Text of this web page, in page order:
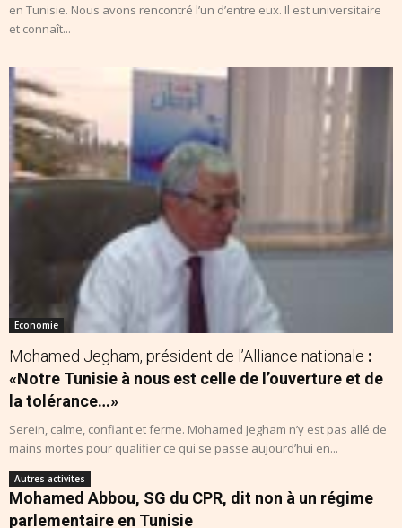
en Tunisie. Nous avons rencontré l’un d’entre eux. Il est universitaire
et connaît...
Economie
Mohamed Jegham, président de l’Alliance nationale :
«Notre Tunisie à nous est celle de l’ouverture et de
la tolérance…»
Serein, calme, confiant et ferme. Mohamed Jegham n’y est pas allé de
mains mortes pour qualifier ce qui se passe aujourd’hui en...
Autres activites
Mohamed Abbou, SG du CPR, dit non à un régime
parlementaire en Tunisie